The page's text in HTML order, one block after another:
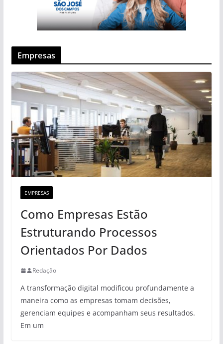
Empresas
EMPRESAS
Como Empresas Estão
Estruturando Processos
Orientados Por Dados
Redação
A transformação digital modificou profundamente a
maneira como as empresas tomam decisões,
gerenciam equipes e acompanham seus resultados.
Em um